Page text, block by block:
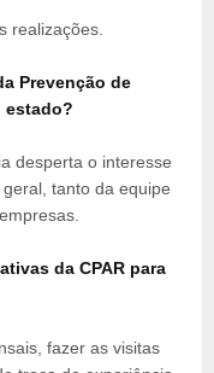
realizações.
Prevenção de
estado?
desperta o interesse
tanto da equipe
da CPAR para
fazer as visitas